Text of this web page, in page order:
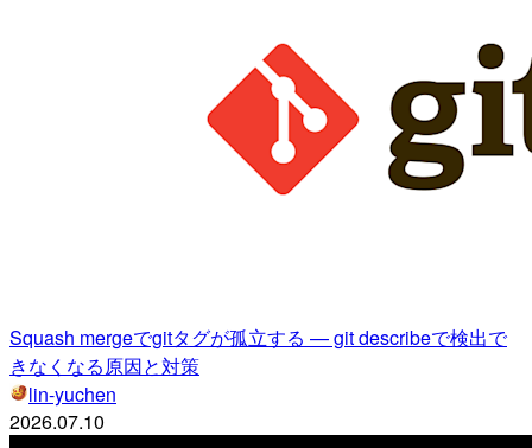
Squash mergeでgitタグが孤立する — git describeで検出で
きなくなる原因と対策
lin-yuchen
2026.07.10